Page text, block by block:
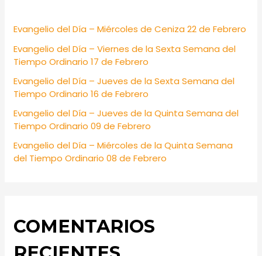
r
:
Evangelio del Día – Miércoles de Ceniza 22 de Febrero
Evangelio del Día – Viernes de la Sexta Semana del
Tiempo Ordinario 17 de Febrero
Evangelio del Día – Jueves de la Sexta Semana del
Tiempo Ordinario 16 de Febrero
Evangelio del Día – Jueves de la Quinta Semana del
Tiempo Ordinario 09 de Febrero
Evangelio del Día – Miércoles de la Quinta Semana
del Tiempo Ordinario 08 de Febrero
COMENTARIOS